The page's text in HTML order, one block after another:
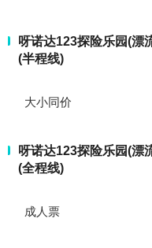
呀诺达123探险乐园(漂
(半程线)
大小同价
呀诺达123探险乐园(漂
(全程线)
成人票